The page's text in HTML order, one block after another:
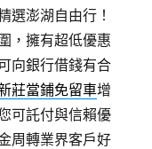
選澎湖自由行！
，擁有超低優惠
向銀行借錢有合
莊當鋪免留車增
可託付與信賴優
周轉業界客戶好